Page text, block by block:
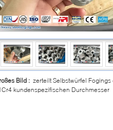
Bild : zerteilt Selbstwürfel
kundenspezifischen Durchmesser